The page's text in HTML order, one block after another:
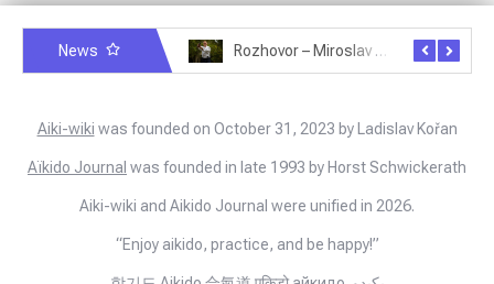
News Rozhovor – Miroslav Šmíd – 22.3.2025
Aiki-wiki was founded on October 31, 2023 by Ladislav Kořan
Aïkido Journal was founded in late 1993 by Horst Schwickerath
Aiki-wiki and Aikido Journal were unified in 2026.
“Enjoy aikido, practice, and be happy!”